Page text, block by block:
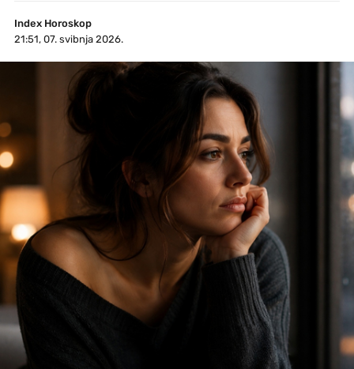
Index Horoskop
21:51, 07. svibnja 2026.